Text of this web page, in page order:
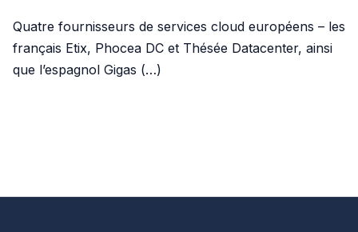
Quatre fournisseurs de services cloud européens – les
français Etix, Phocea DC et Thésée Datacenter, ainsi
que l’espagnol Gigas (…)